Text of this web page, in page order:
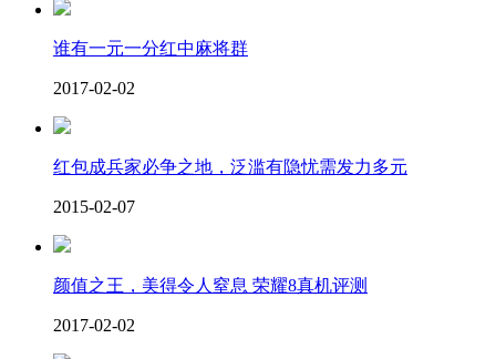
谁有一元一分红中麻将群
2017-02-02
红包成兵家必争之地，泛滥有隐忧需发力多元
2015-02-07
颜值之王，美得令人窒息 荣耀8真机评测
2017-02-02